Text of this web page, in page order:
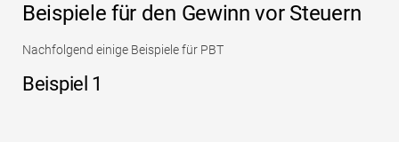
Beispiele für den Gewinn vor Steuern
Nachfolgend einige Beispiele für PBT
Beispiel 1